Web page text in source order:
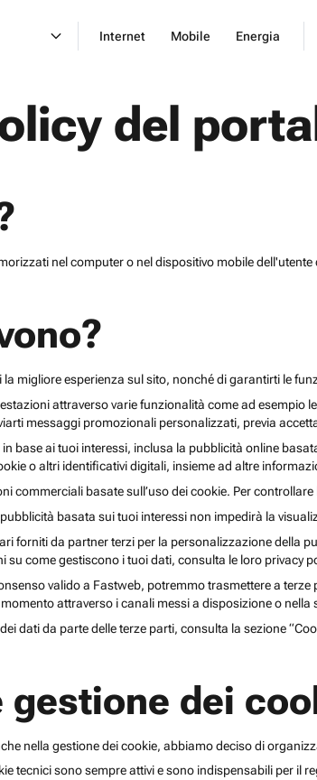
Internet Mobile Energia
del
nel computer o nel dispositivo mobile
migliore esperienza sul sito, nonché di garantirti le
attraverso varie funzionalità come ad
messaggi promozionali personalizzati, previa
base ai tuoi interessi, inclusa la pubblicità online
o altri identificativi digitali, insieme ad altre
commerciali basate sull’uso dei cookie. Per
basata sui tuoi interessi non impedirà la
forniti da partner terzi per la personalizzazione della
come gestiscono i tuoi dati, consulta le loro privacy
valido a Fastweb, potremmo trasmettere a
attraverso i canali messi a disposizione o
dati da parte delle terze parti, consulta la sezione
gestione dei
nella gestione dei cookie, abbiamo deciso di
tecnici sono sempre attivi e sono indispensabili per il